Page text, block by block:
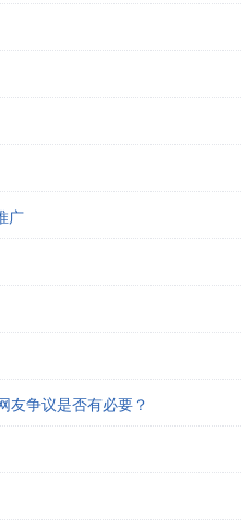
广
友争议是否有必要？